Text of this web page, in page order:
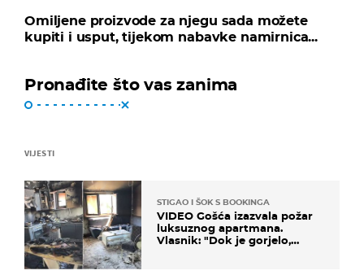
Omiljene proizvode za njegu sada možete
kupiti i usput, tijekom nabavke namirnica...
Pronađite što vas zanima
VIJESTI
STIGAO I ŠOK S BOOKINGA
VIDEO Gošća izazvala požar
luksuznog apartmana.
Vlasnik: "Dok je gorjelo,